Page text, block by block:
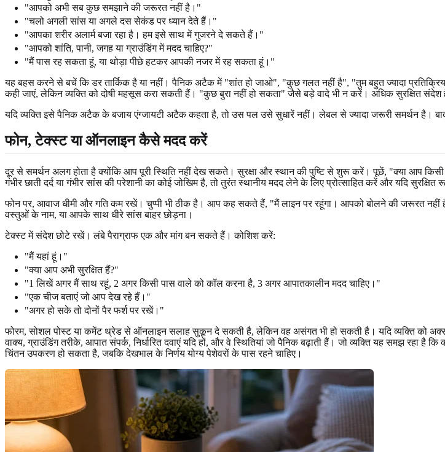
"आपको अभी सब कुछ समझाने की जरूरत नहीं है।"
"चलो अगली सांस या अगले दस सेकंड पर ध्यान देते हैं।"
"आपका शरीर अलार्म बजा रहा है। हम इसे साथ में गुजरने दे सकते हैं।"
"आपको शांति, पानी, जगह या ग्राउंडिंग में मदद चाहिए?"
"मैं पास रह सकता हूं, या थोड़ा पीछे हटकर आपकी नजर में रह सकता हूं।"
यह बहस करने से बचें कि डर तार्किक है या नहीं। पैनिक अटैक में "शांत हो जाओ", "कुछ गलत नहीं है", "तुम बहुत ज्यादा
कही जाएं, लेकिन व्यक्ति को दोषी महसूस करा सकती हैं। "कुछ बुरा नहीं हो सकता" जैसे बड़े वादे भी न करें। अधिक सुरक्षित
यदि व्यक्ति इसे पैनिक अटैक के बजाय एंग्जायटी अटैक कहता है, तो उस पल उसे सुधारें नहीं। लेबल से ज्यादा जरूरी समर्थन है।
फोन, टेक्स्ट या ऑनलाइन कैसे मदद करें
दूर से समर्थन अलग होता है क्योंकि आप पूरी स्थिति नहीं देख सकते। सुरक्षा और स्थान की पुष्टि से शुरू करें। पूछें, "क्या आप
गंभीर छाती दर्द या गंभीर सांस की परेशानी का कोई जोखिम है, तो तुरंत स्थानीय मदद लेने के लिए प्रोत्साहित करें और यदि
फोन पर, आवाज धीमी और गति कम रखें। चुप्पी भी ठीक है। आप कह सकते हैं, "मैं लाइन पर रहूंगा। आपको बोलने की जरूरत नहीं
वस्तुओं के नाम, या आपके साथ धीरे सांस बाहर छोड़ना।
टेक्स्ट में संदेश छोटे रखें। लंबे पैराग्राफ एक और मांग बन सकते हैं। कोशिश करें:
"मैं यहां हूं।"
"क्या आप अभी सुरक्षित हैं?"
"1 लिखें अगर मैं साथ रहूं, 2 अगर किसी पास वाले को कॉल करना है, 3 अगर आपातकालीन मदद चाहिए।"
"एक चीज बताएं जो आप देख रहे हैं।"
"अगर हो सके तो दोनों पैर फर्श पर रखें।"
फोरम, सोशल पोस्ट या कमेंट थ्रेड से ऑनलाइन सलाह सुकून दे सकती है, लेकिन वह असंगत भी हो सकती है। यदि व्यक्ति को अक्सर
वाक्य, ग्राउंडिंग तरीके, आपात संपर्क, निर्धारित दवाएं यदि हों, और वे स्थितियां जो पैनिक बढ़ाती हैं। जो व्यक्ति यह समझ रहा है
चिंतन उपकरण हो सकता है, जबकि देखभाल के निर्णय योग्य पेशेवरों के पास रहने चाहिए।